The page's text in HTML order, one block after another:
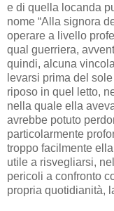
e di quella locanda
nome “Alla signora
operare a livello
qual guerriera,
quindi, alcuna
levarsi prima del
riposo in quel letto,
nella quale ella
avrebbe potuto
particolarmente
troppo facilmente
utile a risvegliarsi,
pericoli a confronto
propria quotidianità,